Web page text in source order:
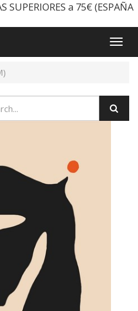
SUPERIORES a 75€ (ESPAÑA